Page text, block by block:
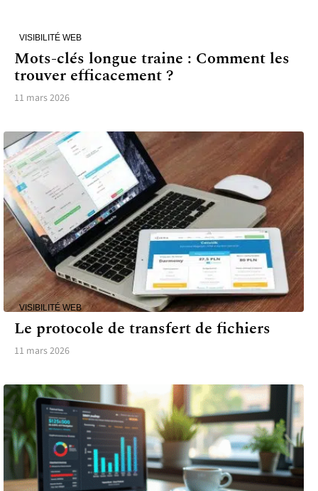
VISIBILITÉ WEB
Mots-clés longue traine : Comment les
trouver efficacement ?
11 mars 2026
VISIBILITÉ WEB
Le protocole de transfert de fichiers
11 mars 2026